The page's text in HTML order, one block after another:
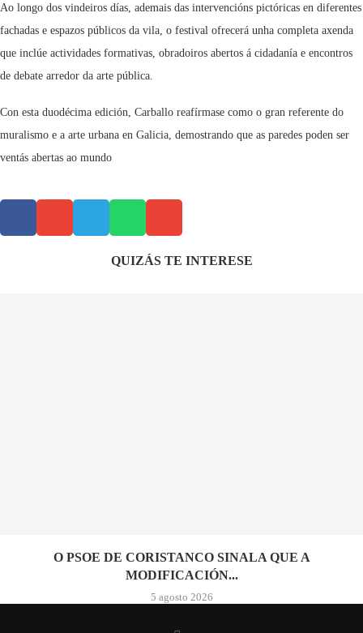
Ao longo dos vindeiros días, ademais das intervencións pictóricas en diferentes
fachadas e espazos públicos da vila, o festival ofrecerá unha completa axenda
que inclúe actividades formativas, obradoiros abertos á cidadanía e encontros
de debate arredor da arte pública.
Con esta duodécima edición, Carballo reafírmase como o gran referente do
muralismo e a arte urbana en Galicia, demostrando que as paredes poden ser
ventás abertas ao mundo
QUIZÁS TE INTERESE
O PSOE DE CORISTANCO SINALA QUE A
MODIFICACIÓN...
5 agosto 2026